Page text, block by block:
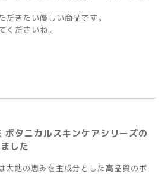
だきたい優しい商品です。
くださいね。
タニカルスキンケアシリーズの
した
地の恵みを主成分とした高品質のボ